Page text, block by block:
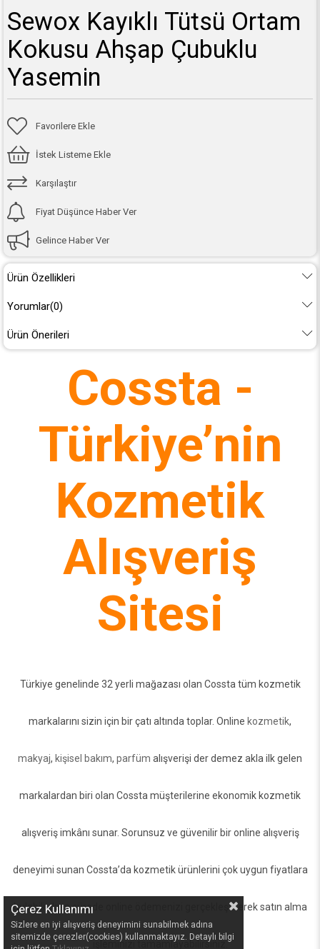
Sewox Kayıklı Tütsü Ortam
Kokusu Ahşap Çubuklu
Yasemin
Favorilere Ekle
İstek Listeme Ekle
Karşılaştır
Fiyat Düşünce Haber Ver
Gelince Haber Ver
Ürün Özellikleri
Yorumlar(0)
Ürün Önerileri
Cossta -
Türkiye’nin
Kozmetik
Alışveriş
Sitesi
Türkiye genelinde 32 yerli mağazası olan Cossta tüm kozmetik
markalarını sizin için bir çatı altında toplar. Online kozmetik,
makyaj, kişisel bakım, parfüm alışverişi der demez akla ilk gelen
markalardan biri olan Cossta müşterilerine ekonomik kozmetik
alışveriş imkânı sunar. Sorunsuz ve güvenilir bir online alışveriş
deneyimi sunan Cossta’da kozmetik ürünlerini çok uygun fiyatlara
bulabilir, kısa sürede online ödemenizi gerçekleştirerek satın alma
işleminizi tamamlayabilirsiniz.
Çerez Kullanımı
Sizlere en iyi alışveriş deneyimini sunabilmek adına
sitemizde çerezler(cookies) kullanmaktayız. Detaylı bilgi